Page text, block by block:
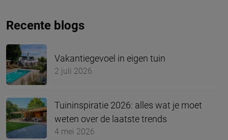
Recente blogs
Vakantiegevoel in eigen tuin
2 juli 2026
Tuininspiratie 2026: alles wat je moet
weten over de laatste trends
4 mei 2026